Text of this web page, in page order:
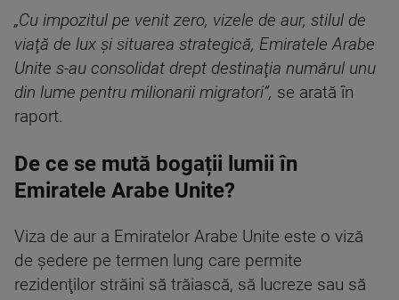
„Cu impozitul pe venit zero, vizele de aur, stilul de
viaţă de lux şi situarea strategică, Emiratele Arabe
Unite s-au consolidat drept destinaţia numărul unu
din lume pentru milionarii migratori”, se arată în
raport.
De ce se mută bogații lumii în
Emiratele Arabe Unite?
Viza de aur a Emiratelor Arabe Unite este o viză
de şedere pe termen lung care permite
rezidenţilor străini să trăiască, să lucreze sau să